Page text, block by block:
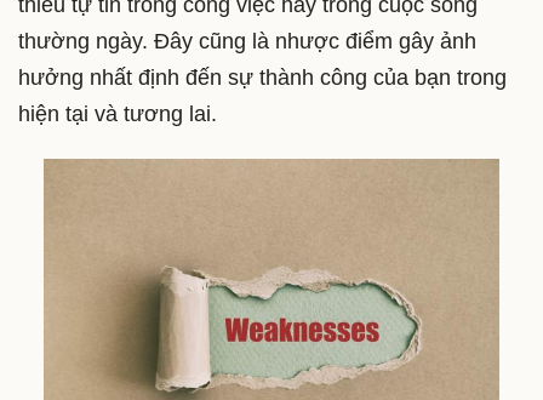
thiếu tự tin trong công việc hay trong cuộc sống
thường ngày. Đây cũng là nhược điểm gây ảnh
hưởng nhất định đến sự thành công của bạn trong
hiện tại và tương lai.